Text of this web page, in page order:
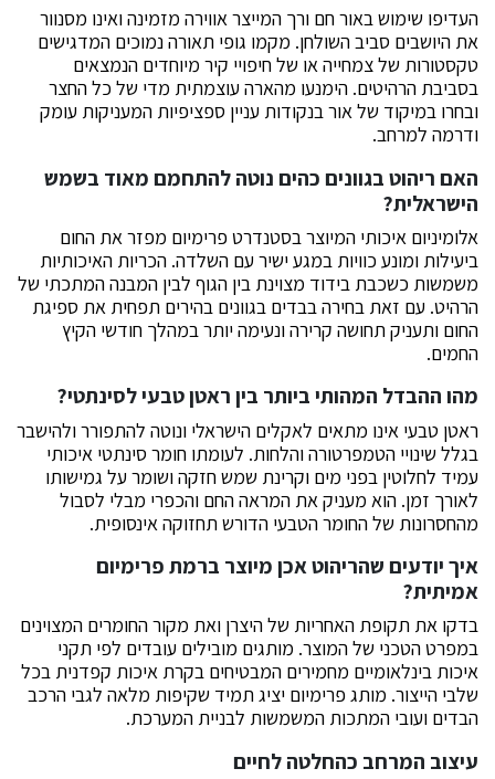
העדיפו שימוש באור חם ורך המייצר אווירה מזמינה ואינו מסנוור
את היושבים סביב השולחן. מקמו גופי תאורה נמוכים המדגישים
טקסטורות של צמחייה או של חיפויי קיר מיוחדים הנמצאים
בסביבת הרהיטים. הימנעו מהארה עוצמתית מדי של כל החצר
ובחרו במיקוד של אור בנקודות עניין ספציפיות המעניקות עומק
ודרמה למרחב.
האם ריהוט בגוונים כהים נוטה להתחמם מאוד בשמש
הישראלית?
אלומיניום איכותי המיוצר בסטנדרט פרימיום מפזר את החום
ביעילות ומונע כוויות במגע ישיר עם השלדה. הכריות האיכותיות
משמשות כשכבת בידוד מצוינת בין הגוף לבין המבנה המתכתי של
הרהיט. עם זאת בחירה בבדים בגוונים בהירים תפחית את ספיגת
החום ותעניק תחושה קרירה ונעימה יותר במהלך חודשי הקיץ
החמים.
מהו ההבדל המהותי ביותר בין ראטן טבעי לסינתטי?
ראטן טבעי אינו מתאים לאקלים הישראלי ונוטה להתפורר ולהישבר
בגלל שינויי הטמפרטורה והלחות. לעומתו חומר סינתטי איכותי
עמיד לחלוטין בפני מים וקרינת שמש חזקה ושומר על גמישותו
לאורך זמן. הוא מעניק את המראה החם והכפרי מבלי לסבול
מהחסרונות של החומר הטבעי הדורש תחזוקה אינסופית.
איך יודעים שהריהוט אכן מיוצר ברמת פרימיום
אמיתית?
בדקו את תקופת האחריות של היצרן ואת מקור החומרים המצוינים
במפרט הטכני של המוצר. מותגים מובילים עובדים לפי תקני
איכות בינלאומיים מחמירים המבטיחים בקרת איכות קפדנית בכל
שלבי הייצור. מותג פרימיום יציג תמיד שקיפות מלאה לגבי הרכב
הבדים ועובי המתכות המשמשות לבניית המערכת.
עיצוב המרחב כהחלטה לחיים